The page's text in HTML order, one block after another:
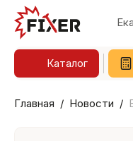
Каталог
Главная Новости